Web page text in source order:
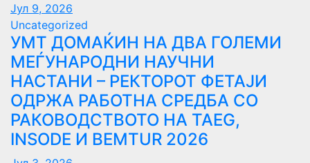
Јул 9, 2026
Uncategorized
УMТ ДОМАЌИН НА ДВА ГОЛЕМИ
МЕЃУНАРОДНИ НАУЧНИ
НАСТАНИ – РЕКТОРОТ ФЕТАЈИ
ОДРЖА РАБОТНА СРЕДБА СО
РАКОВОДСТВОТО НА TAEG,
INSODE И BEMTUR 2026